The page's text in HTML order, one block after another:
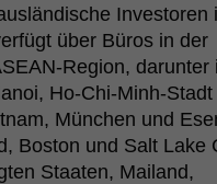
Investoren
über Büros in der
Region, darunter
Ho-Chi-Minh-
München und
Boston und Salt Lake
Staaten, Mailand,